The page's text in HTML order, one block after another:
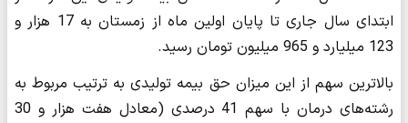
ابتدای سال جاری تا پایان اولین ماه از زمستان به 17 هزار و
123 میلیارد و 965 میلیون تومان رسید.
بالاترین سهم از این میزان حق بیمه تولیدی به ترتیب مربوط به
رشته‌های درمان با سهم 41 درصدی (معادل هفت هزار و 30